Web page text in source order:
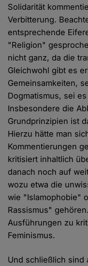
Solidarität
Verbitterung.
entsprechende
"Religion"
nicht ganz, da die
Gleichwohl gibt es
Gemeinsamkeiten,
Dogmatismus, sei
Insbesondere die
Grundprinzipien ist
Hierzu hätte man
Kommentierungen
kritisiert inhaltlich
danach noch auf
wozu etwa die
wie "Islamophobie"
Rassismus"
Ausführungen zu
Feminismus.
Und schließlich sind